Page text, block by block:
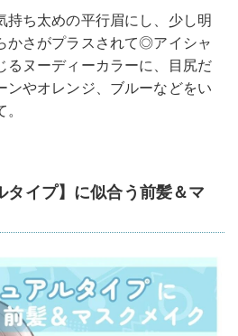
持ち太めの平行眉にし、少し明
かさがプラスされて◎アイシャ
るヌーディーカラーに、目尻だ
ンやオレンジ、ブルーなどをい
タイプ】に似合う前髪＆マ